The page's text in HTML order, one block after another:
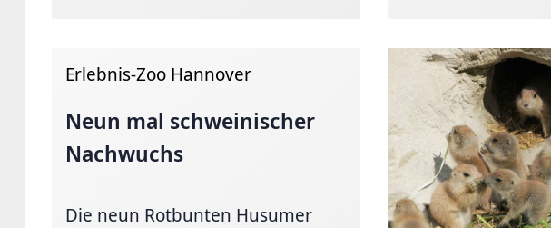
Erlebnis-Zoo Hannover
Neun mal schweinischer
Nachwuchs
Die neun Rotbunten Husumer